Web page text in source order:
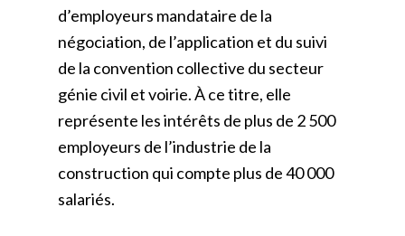
d’employeurs mandataire de la
négociation, de l’application et du suivi
de la convention collective du secteur
génie civil et voirie. À ce titre, elle
représente les intérêts de plus de 2 500
employeurs de l’industrie de la
construction qui compte plus de 40 000
salariés.